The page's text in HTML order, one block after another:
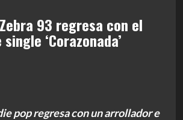
Zebra 93 regresa con el
‘Corazonada’
pop regresa con un arrollador e